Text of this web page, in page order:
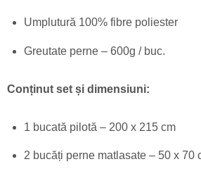
Umplutură 100% fibre poliester
Greutate perne – 600g / buc.
Conținut set și dimensiuni:
1 bucată pilotă – 200 x 215 cm
2 bucăți perne matlasate – 50 x 70